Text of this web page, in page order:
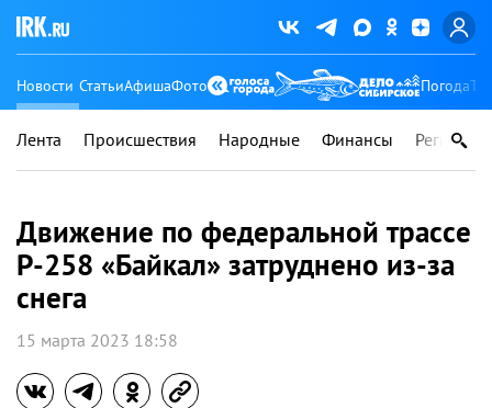
Новости СтатьиАфишаФото Погода
Лента Происшествия Народные Финансы Регионы
Движение по федеральной трассе
Р-258 «Байкал» затруднено из-за
снега
15 марта 2023 18:58